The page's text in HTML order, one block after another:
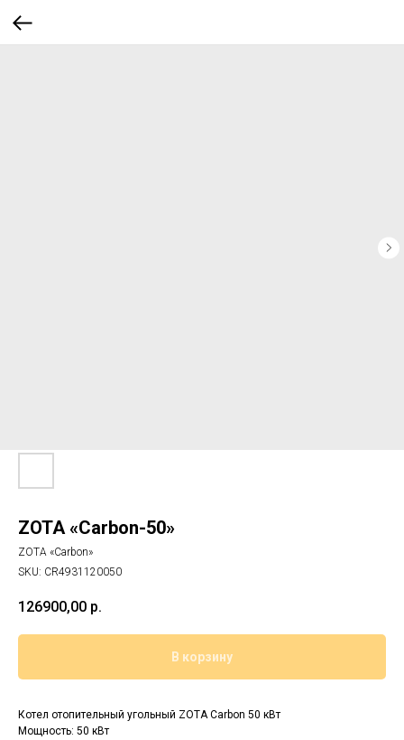
ZOTA «Сarbon-50»
ZOTA «Сarbon»
SKU: CR4931120050
126900,00 р.
В корзину
Котел отопительный угольный ZOTA Carbon 50 кВт
Мощность: 50 кВт